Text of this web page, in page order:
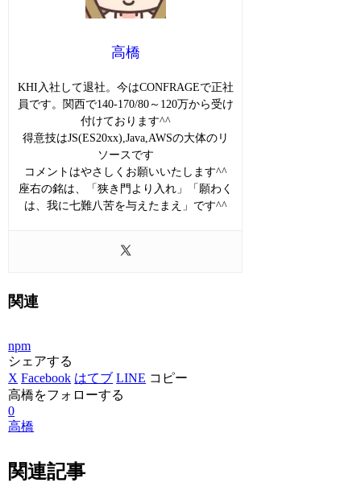
高橋
KHI入社して退社。今はCONFRAGEで正社
員です。関西で140-170/80～120万から受け
付けております^^
得意技はJS(ES20xx),Java,AWSの大体のリ
ソースです
コメントはやさしくお願いいたします^^
座右の銘は、「狭き門より入れ」「願わく
は、我に七難八苦を与えたまえ」です^^
関連
npm
シェアする
X Facebook はてブ LINE コピー
高橋をフォローする
0
高橋
関連記事